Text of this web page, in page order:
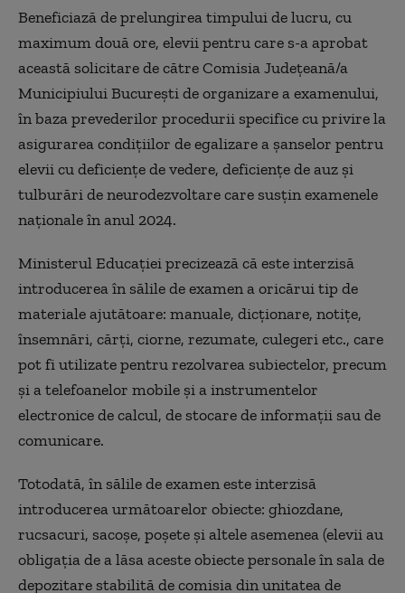
Beneficiază de prelungirea timpului de lucru, cu
maximum două ore, elevii pentru care s-a aprobat
această solicitare de către Comisia Judeţeană/a
Municipiului Bucureşti de organizare a examenului,
în baza prevederilor procedurii specifice cu privire la
asigurarea condiţiilor de egalizare a şanselor pentru
elevii cu deficienţe de vedere, deficienţe de auz şi
tulburări de neurodezvoltare care susţin examenele
naţionale în anul 2024.
Ministerul Educaţiei precizează că este interzisă
introducerea în sălile de examen a oricărui tip de
materiale ajutătoare: manuale, dicţionare, notiţe,
însemnări, cărţi, ciorne, rezumate, culegeri etc., care
pot fi utilizate pentru rezolvarea subiectelor, precum
şi a telefoanelor mobile şi a instrumentelor
electronice de calcul, de stocare de informaţii sau de
comunicare.
Totodată, în sălile de examen este interzisă
introducerea următoarelor obiecte: ghiozdane,
rucsacuri, sacoşe, poşete şi altele asemenea (elevii au
obligaţia de a lăsa aceste obiecte personale în sala de
depozitare stabilită de comisia din unitatea de